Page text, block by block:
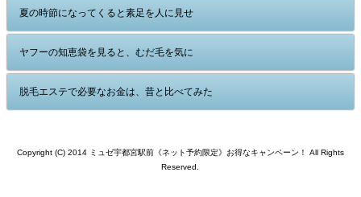
夏の時節になってくると素足を人に見せ
ヤフーの知恵袋を見ると、むだ毛を気に
脱毛エステで必要なお金は、昔と比べてみた
Copyright (C) 2014 ミュゼ宇都宮駅前《ネット予約限定》お得なキャンペーン！ All Rights
Reserved.